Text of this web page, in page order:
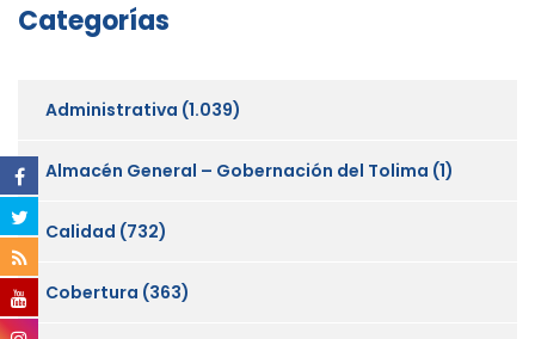
Categorías
Administrativa (1.039)
Almacén General – Gobernación del Tolima (1)
Calidad (732)
Cobertura (363)